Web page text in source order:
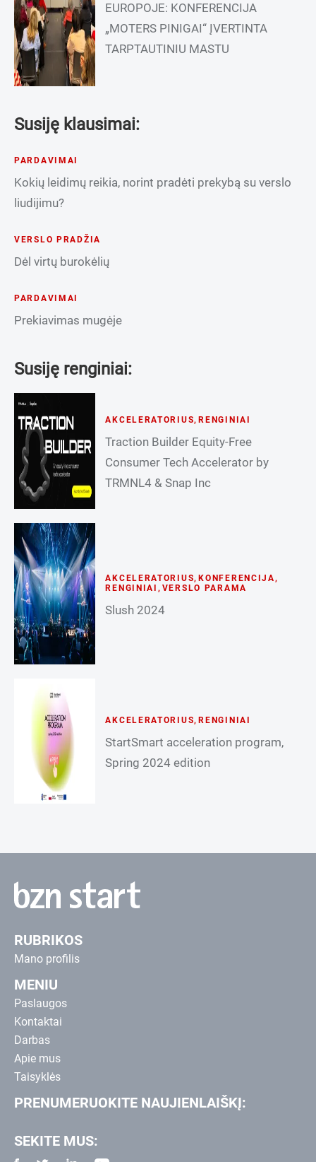
EUROPOJE: KONFERENCIJA
„MOTERS PINIGAI“ ĮVERTINTA
TARPTAUTINIU MASTU
Susiję klausimai:
PARDAVIMAI
Kokių leidimų reikia, norint pradėti prekybą su verslo
liudijimu?
VERSLO PRADŽIA
Dėl virtų burokėlių
PARDAVIMAI
Prekiavimas mugėje
Susiję renginiai:
AKCELERATORIUS, RENGINIAI
Traction Builder Equity-Free
Consumer Tech Accelerator by
TRMNL4 & Snap Inc
AKCELERATORIUS, KONFERENCIJA,
RENGINIAI , VERSLO PARAMA
Slush 2024
AKCELERATORIUS, RENGINIAI
StartSmart acceleration program,
Spring 2024 edition
RUBRIKOS
Mano profilis
MENIU
Paslaugos
Kontaktai
Darbas
Apie mus
Taisyklės
PRENUMERUOKITE NAUJIENLAIŠKĮ:
SEKITE MUS: